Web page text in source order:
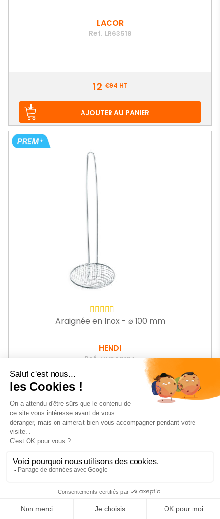
LACOR
Ref. LR63518
12 €94 HT
AJOUTER AU PANIER
Araignée en Inox - ⌀ 100 mm
HENDI
Ref. HN640104
-62%
Prix
Prix
de
21,05 € HT
Affichage 1-21 de 21 article(s)